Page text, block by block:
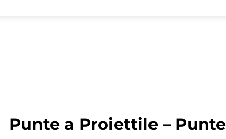
Punte a Proiettile –